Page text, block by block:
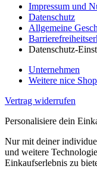
Impressum und
Datenschutz
Allgemeine
Datenschutz-
Unternehmen
Weitere nice
Vertrag widerrufen
Personalisiere dein
Nur mit deiner
und weitere
Einkaufserlebnis zu